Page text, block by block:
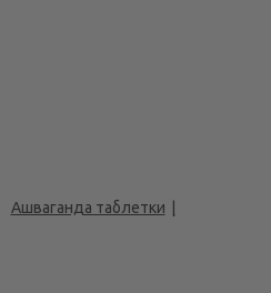
Ашваганда таблетки